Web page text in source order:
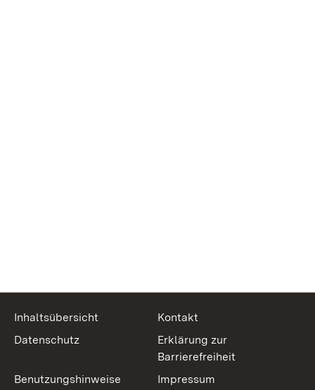
Inhaltsübersicht
Kontakt
Datenschutz
Erklärung zur
Barrierefreiheit
Benutzungshinweise
Impressum